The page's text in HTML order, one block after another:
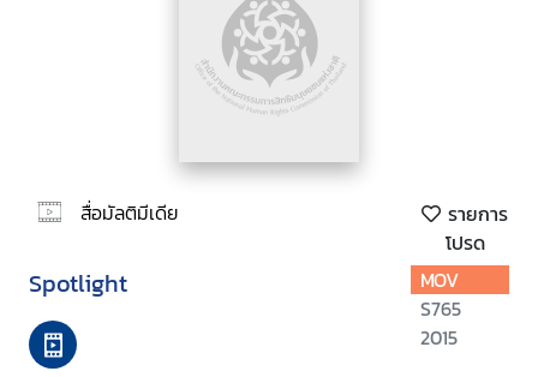
สื่อมัลติมีเดีย
รายการ
โปรด
Spotlight
MOV
S765
2015